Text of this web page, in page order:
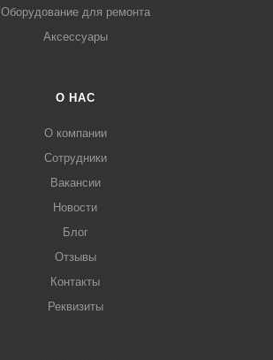
Оборудование для ремонта
Аксессуары
О НАС
О компании
Сотрудники
Вакансии
Новости
Блог
Отзывы
Контакты
Реквизиты